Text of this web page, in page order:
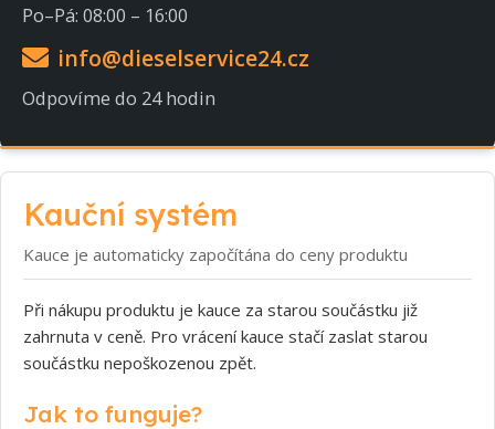
Po–Pá: 08:00 – 16:00
info@dieselservice24.cz
Odpovíme do 24 hodin
Kauční systém
Kauce je automaticky započítána do ceny produktu
Při nákupu produktu je kauce za starou součástku již
zahrnuta v ceně. Pro vrácení kauce stačí zaslat starou
součástku nepoškozenou zpět.
Jak to funguje?